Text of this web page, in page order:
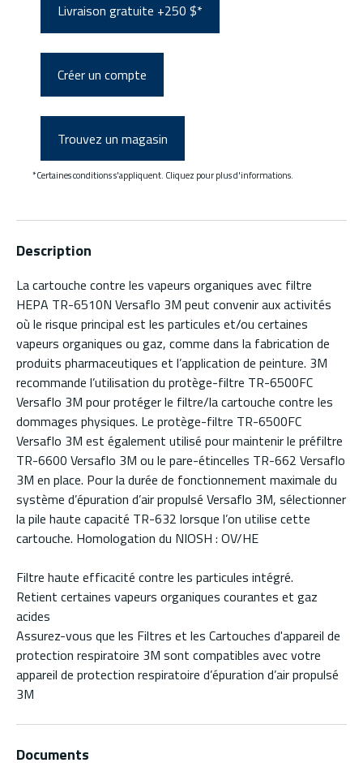
Livraison gratuite +250 $*
Créer un compte
Trouvez un magasin
*Certaines conditions s'appliquent. Cliquez pour plus d'informations.
Description
La cartouche contre les vapeurs organiques avec filtre
HEPA TR-6510N Versaflo 3M peut convenir aux activités
où le risque principal est les particules et/ou certaines
vapeurs organiques ou gaz, comme dans la fabrication de
produits pharmaceutiques et l’application de peinture. 3M
recommande l’utilisation du protège-filtre TR-6500FC
Versaflo 3M pour protéger le filtre/la cartouche contre les
dommages physiques. Le protège-filtre TR-6500FC
Versaflo 3M est également utilisé pour maintenir le préfiltre
TR-6600 Versaflo 3M ou le pare-étincelles TR-662 Versaflo
3M en place. Pour la durée de fonctionnement maximale du
système d’épuration d’air propulsé Versaflo 3M, sélectionner
la pile haute capacité TR-632 lorsque l’on utilise cette
cartouche. Homologation du NIOSH : OV/HE
Filtre haute efficacité contre les particules intégré.
Retient certaines vapeurs organiques courantes et gaz
acides
Assurez-vous que les Filtres et les Cartouches d'appareil de
protection respiratoire 3M sont compatibles avec votre
appareil de protection respiratoire d’épuration d’air propulsé
3M
Documents